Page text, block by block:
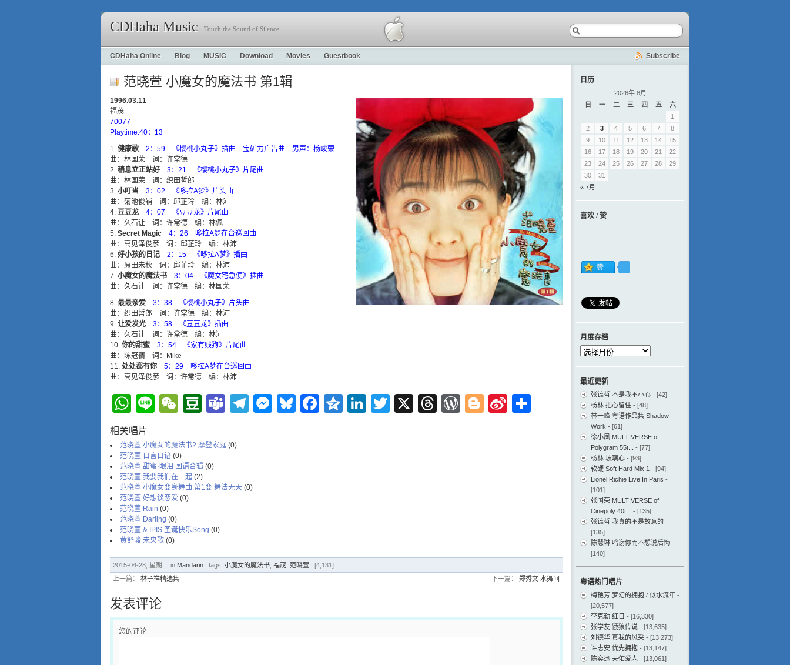
CDHaha Music Touch the Sound of Silence
CDHaha Online Blog MUSIC Download Movies Guestbook Subscribe
范晓萱 小魔女的魔法书 第1辑
1996.03.11
福茂
70077
Playtime:40：13
健康歌
2：59 《樱桃小丸子》插曲 宝矿力广告曲 男声：杨峻荣
曲：林国荣 词：许常德
稍息立正站好
3：21 《樱桃小丸子》片尾曲
曲：林国荣 词：织田哲郎
小叮当
3：02 《哆拉A梦》片头曲
曲：菊池俊辅 词：邱芷玲 编：林沛
豆豆龙
4：07 《豆豆龙》片尾曲
曲：久石让 词：许常德 编：林佩
Secret Magic
4：26 哆拉A梦在台巡回曲
曲：高见泽俊彦 词：邱芷玲 编：林沛
好小孩的日记
2：15 《哆拉A梦》插曲
曲：原田未秋 词：邱芷玲 编：林沛
小魔女的魔法书
3：04 《魔女宅急便》插曲
曲：久石让 词：许常德 编：林国荣
最最亲爱
3：38 《樱桃小丸子》片头曲
曲：织田哲郎 词：许常德 编：林沛
让爱发光
3：58 《豆豆龙》插曲
曲：久石让 词：许常德 编：林沛
你的甜蜜
3：54 《家有贱狗》片尾曲
曲：陈冠蒨 词：Mike
处处都有你
5：29 哆拉A梦在台巡回曲
曲：高见泽俊彦 词：许常德 编：林沛
WhatsApp
LineWeChat
Douban
TeamsTelegram
Messenger
Bluesky
Facebook
Qzone
LinkedIn
Twitter
X Threads
WordPress
Blogger
Sina
相关唱片
范晓萱 小魔女的魔法书2 摩登家庭 (0)
范晓萱 自言自语 (0)
范晓萱 甜蜜·眼泪 国语合辑 (0)
范晓萱 我要我们在一起 (2)
范晓萱 小魔女变身舞曲 第1变 舞法无天 (0)
范晓萱 好想谈恋爱 (0)
范晓萱 Rain (0)
范晓萱 Darling (0)
范晓萱 & IPIS 圣诞快乐Song (0)
黄舒骏 未央歌 (0)
2015-04-28, 星期二 in Mandarin | tags: 小魔女的魔法书 福茂 范晓萱 | [4,131]
上一篇： 林子祥精选集 下一篇： 郑秀文 水舞间
发表评论
您的评论
日历
2026年 8月
日
一 二 三 四 五
六
1
2
3 4 5 6 7
8
9
10 11 12 13 14
15
16
17 18 19 20 21
22
23
24 25 26 27 28
29
30
31
« 7月
喜欢 / 赞
月度存档
月
档
最近更新
张镐哲 不是我不小心 - [42]
杨林 把心留住 - [48]
林一峰 粤语作品集 Shadow
Work - [61]
徐小凤 MULTIVERSE of
Polygram 55t...
- [77]
杨林 玻璃心 - [93]
软硬 Soft Hard Mix 1 - [94]
Lionel Richie Live In Paris -
[101]
张国荣 MULTIVERSE of
Cinepoly 40t...
- [135]
张镐哲 我真的不是故意的 -
[135]
陈慧琳 鸣谢你而不想说后悔 -
[140]
粤语热门唱片
梅艳芳 梦幻的拥抱 / 似水流年 -
[20,577]
李克勤 红日 - [16,330]
张学友 饿狼传说 - [13,635]
刘德华 真我的风采 - [13,273]
许志安 优先拥抱 - [13,147]
陈奕迅 天佑爱人 - [13,061]